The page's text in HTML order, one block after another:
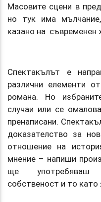
Масовите сцени в
но тук има
казано на съвременен
Спектакълът е
различни елементи
романа. Но
случаи или се
пренаписани.
доказателство за
отношение на
мнение – напиши
ще употребяваш
собственост и то като